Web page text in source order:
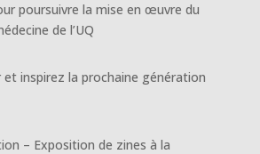
poursuivre la mise en œuvre du
de l’UQ
inspirez la prochaine génération
– Exposition de zines à la